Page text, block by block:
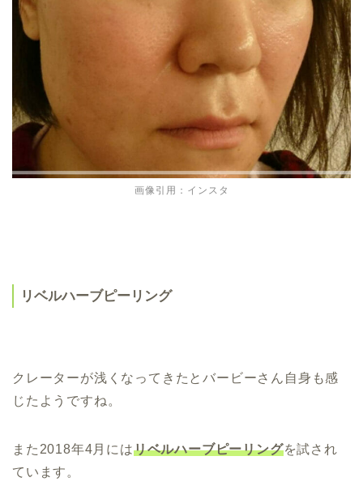
画像引用：インスタ
リベルハーブピーリング
クレーターが浅くなってきたとバービーさん自身も感
じたようですね。
また2018年4月にはリベルハーブピーリングを試され
ています。